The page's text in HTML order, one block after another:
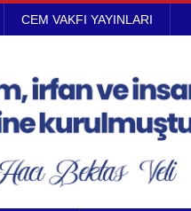
CEM VAKFI YAYINLARI